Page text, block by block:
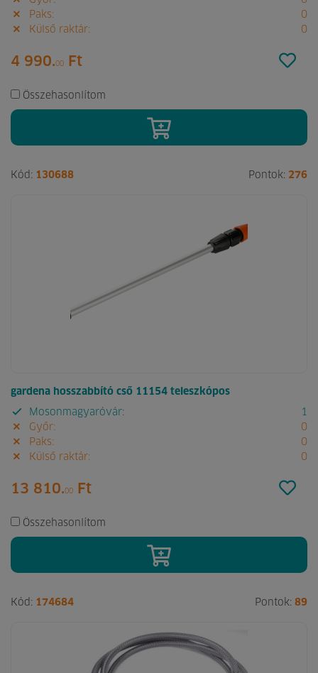
Paks:
0
Külső raktár:
0
4 990.00 Ft
Összehasonlítom
Kód: 130688 Pontok: 276
gardena hosszabbító cső 11154 teleszkópos
Mosonmagyaróvár:
1
Győr:
0
Paks:
0
Külső raktár:
0
13 810.00 Ft
Összehasonlítom
Kód: 174684 Pontok: 89